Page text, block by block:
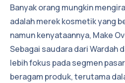
Banyak orang mungkin
adalah merek kosmetik yang
namun kenyataannya, Make
Sebagai saudara dari Wardah
lebih fokus pada segmen
beragam produk, terutama